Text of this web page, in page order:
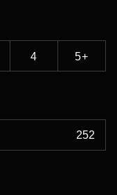
4 5+